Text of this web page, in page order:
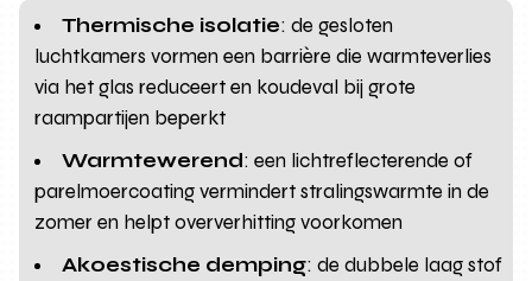
Thermische isolatie: de gesloten
luchtkamers vormen een barrière die warmteverlies
via het glas reduceert en koudeval bij grote
raampartijen beperkt
Warmtewerend: een lichtreflecterende of
parelmoercoating vermindert stralingswarmte in de
zomer en helpt oververhitting voorkomen
Akoestische demping: de dubbele laag stof